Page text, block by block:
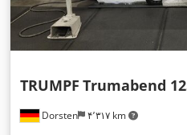
Dorsten ۴٬۳۱۷ km
TRUMPF Trumabend